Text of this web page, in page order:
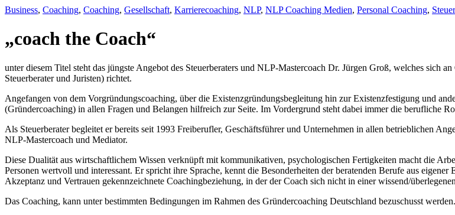
Business, Coaching, Coaching, Gesellschaft, Karrierecoaching, NLP, NLP Coaching Medien, Personal Coaching,
„coach the Coach“
unter diesem Titel steht das jüngste Angebot des Steuerberaters und NLP-Mastercoach Dr. Jürgen Groß, welches sich
Steuerberater und Juristen) richtet.
Angefangen von dem Vorgründungscoaching, über die Existenzgründungsbegleitung hin zur Existenzfestigung und
(Gründercoaching) in allen Fragen und Belangen hilfreich zur Seite. Im Vordergrund steht dabei immer die berufliche
Als Steuerberater begleitet er bereits seit 1993 Freiberufler, Geschäftsführer und Unternehmen in allen betrieblichen
NLP-Mastercoach und Mediator.
Diese Dualität aus wirtschaftlichem Wissen verknüpft mit kommunikativen, psychologischen Fertigkeiten macht die
Personen wertvoll und interessant. Er spricht ihre Sprache, kennt die Besonderheiten der beratenden Berufe aus
Akzeptanz und Vertrauen gekennzeichnete Coachingbeziehung, in der der Coach sich nicht in einer wissend/
Das Coaching, kann unter bestimmten Bedingungen im Rahmen des Gründercoaching Deutschland bezuschusst